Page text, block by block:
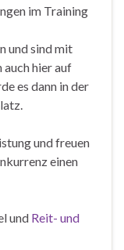
im Training
und sind mit
auch hier auf
es dann in der
und freuen
einen
und Reit- und